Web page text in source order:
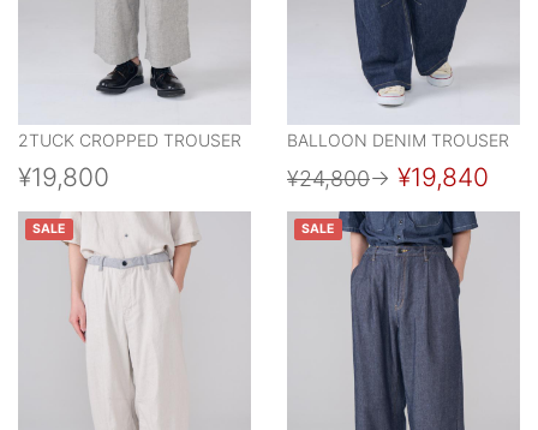
2TUCK CROPPED TROUSER
¥19,800
BALLOON DENIM TROUSER
¥24,800→ ¥19,840
SALE SALE